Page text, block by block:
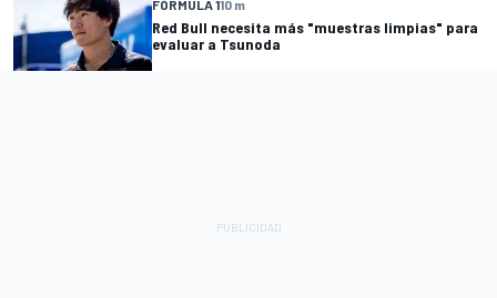
FÓRMULA 110 m
Red Bull necesita más "muestras limpias" para
evaluar a Tsunoda